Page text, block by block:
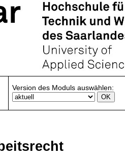
Version des Moduls auswählen: